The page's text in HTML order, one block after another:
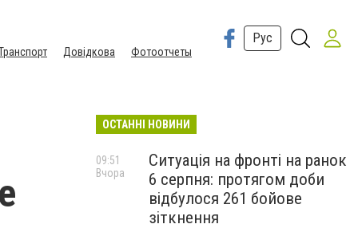
Довідкова Фотоотчеты
Рус
ОСТАННІ НОВИНИ
Ситуація на фронті на ранок
6 серпня: протягом доби
відбулося 261 бойове
зіткнення
09:51
Вчора